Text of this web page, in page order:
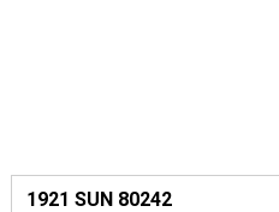
1921 SUN 80242